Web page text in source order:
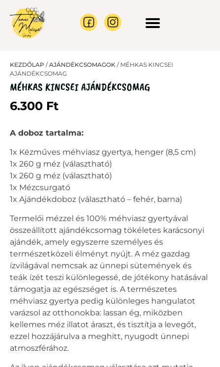
KEZDŐLAP /AJÁNDÉKCSOMAGOK / MÉHKAS KINCSEI
AJÁNDÉKCSOMAG
MÉHKAS KINCSEI AJÁNDÉKCSOMAG
6.300 Ft
A doboz tartalma:
1x Kézműves méhviasz gyertya, henger (8,5 cm)
1x 260 g méz (választható)
1x 260 g méz (választható)
1x Mézcsurgató
1x Ajándékdoboz (választható – fehér, barna)
Termelői mézzel és 100% méhviasz gyertyával
összeállított ajándékcsomag tökéletes karácsonyi
ajándék, amely egyszerre személyes és
természetközeli élményt nyújt. A méz gazdag
ízvilágával nemcsak az ünnepi sütemények és
teák ízét teszi különlegessé, de jótékony hatásával
támogatja az egészséget is. A természetes
méhviasz gyertya pedig különleges hangulatot
varázsol az otthonokba: lassan ég, miközben
kellemes méz illatot áraszt, és tisztítja a levegőt,
ezzel hozzájárulva a meghitt, nyugodt ünnepi
atmoszférához.